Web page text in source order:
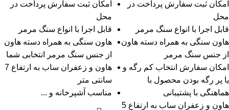
امکان ثبت سفارش پرداخت در
محل
قابل اجرا با انواع سنگ مرمر
هاون سنگی به همراه دسته هاون
از جنس سنگ مرمر
امکان سفارش انتخاب کم رگه و
یا پر رگه بودن محصول با
هماهنگی با پشتیبانی
هاون و زعفران ساب به ارتفاع 5
امکان ثبت سفارش پرداخت در
محل
قابل اجرا با انواع سنگ مرمر
هاون سنگی به همراه دسته هاون
از جنس سنگ مرمر انتخابی شما
هاون و زعفران ساب به ارتفاع 7
سانتی متر
مناسب آشپرخانه و ...